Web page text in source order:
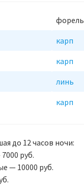
форель
карп
карп
линь
карп
до 12 часов ночи:
руб.
— 10000 руб.